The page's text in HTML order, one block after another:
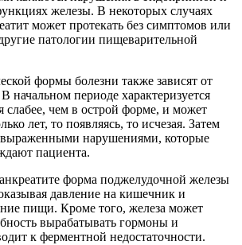
железы. В некоторых случаях
может протекать без симптомов или
патологии пищеварительной
формы болезни также зависят от
начальном периоде характеризуется
слабее, чем в острой форме, и может
лет, то появляясь, то исчезая. Затем
выраженными нарушениями, которые
пациента.
форма поджелудочной железы
давление на кишечник и
пищи. Кроме того, железа может
вырабатывать гормоны и
к ферментной недостаточности.